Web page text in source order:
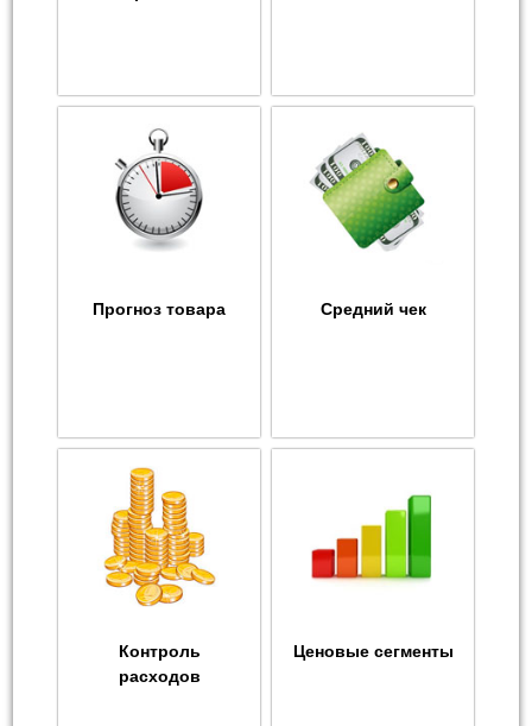
Прогноз товара Средний чек
Контроль
расходов
Ценовые сегменты